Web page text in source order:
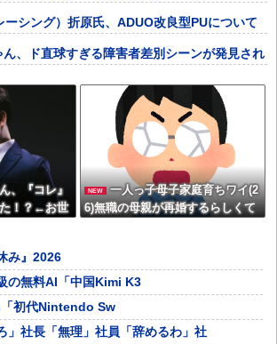
ーシング）折原氏、ADUO改良型PUについて
ん、ド直球すぎる障害者差別シーンが発見され
、『コレ』
！？←お世
NEW
一人っ子母子家庭育ちワイ(2
6)無職の母親が再婚するらしくて
み』2026
の無料AI「中国Kimi K3
「初代Nintendo Sw
」社長「無理」社員「辞めるわ」社